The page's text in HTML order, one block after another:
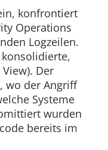
konfrontiert
Operations
Logzeilen.
Der
wo der Angriff
Systeme
wurden
bereits im